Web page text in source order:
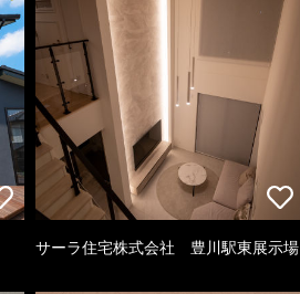
サーラ住宅株式会社 豊川駅東展示場